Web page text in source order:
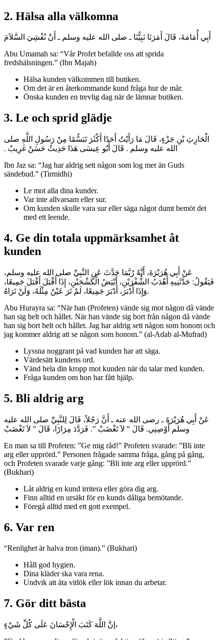
2. Hälsa alla välkomna
أَبِي أُمَامَةَ، قَالَ أَمَرَنَا نَبِيُّنَا ـ صلى الله عليه وسلم ـ أَنْ نُفْشِيَ السَّلاَمَ
Abu Umamah sa: “Vår Profet befallde oss att sprida
fredshälsningen.” (Ibn Majah)
Hälsa kunden välkommen till butiken.
Om det är en återkommande kund fråga hur de mår.
Önska kunden en trevlig dag när de lämnar butiken.
3. Le och sprid glädje
الْحَارِثِ بْنِ جَزْءٍ، قَالَ مَا رَأَيْتُ أَحَدًا أَكْثَرَ تَبَسُّمًا مِنْ رَسُولِ اللَّهِ صلى
الله عليه وسلم ‏.‏ قَالَ أَبُو عِيسَى هَذَا حَدِيثٌ حَسَنٌ غَرِيبٌ ‏.‏
Ibn Jaz sa: “Jag har aldrig sett någon som log mer än Guds
sändebud.” (Tirmidhi)
Le mot alla dina kunder.
Var inte allvarsam eller sur.
Om kunden skulle vara sur eller säga något dumt bemöt det
med ett leende.
4. Ge din totala uppmärksamhet åt
kunden
عَنْ أَبِي هُرَيْرَةَ، أَنَّهُ رُبَّمَا حَدَّثَ عَنِ النَّبِيِّ صلى الله عليه وسلم،
فَيَقُولُ‏:‏ حَدَّثَنِيهِ أَهْدَبُ الشُّفْرَيْنِ، أَبْيَضُ الْكَشْحَيْنِ، إِذَا أَقْبَلَ أَقْبَلَ جَمِيعًا،
وَإِذَا أَدْبَرَ، أَدْبَرَ جَمِيعًا، لَمْ تَرَ عَيْنٌ مِثْلَهُ، وَلَنْ تَرَاهُ‏.
Abu Hurayra sa: “När han (Profeten) vände sig mot någon då vände
han sig helt och hållet. När han vände sig bort från någon då vände
han sig bort helt och hållet. Jag har aldrig sett någon som honom och
jag kommer aldrig att se någon som honom.” (al-Adab al-Mufrad)
Lyssna noggrant på vad kunden har att säga.
Värdesätt kundens ord.
Vänd hela din kropp mot kunden när du talar med kunden.
Fråga kunden om hon har fått hjälp.
5. Bli aldrig arg
عَنْ أَبِي هُرَيْرَةَ ـ رضى الله عنه ـ أَنَّ رَجُلاً، قَالَ لِلنَّبِيِّ صلى الله عليه
وسلم أَوْصِنِي‏.‏ قَالَ ‏”‏ لاَ تَغْضَبْ ‏”‏‏.‏ فَرَدَّدَ مِرَارًا، قَالَ ‏”‏ لاَ تَغْضَبْ
En man sa till Profeten: ”Ge mig råd!” Profeten svarade: ”Bli inte
arg eller upprörd.” Personen frågade samma fråga, gång på gång,
och Profeten svarade varje gång: ”Bli inte arg eller upprörd.”
(Bukhari)
Låt aldrig en kund irritera eller göra dig arg.
Finn alltid en ursäkt för en kunds dåliga bemötande.
Föregå alltid med ett gott exempel.
6. Var ren
“Renlighet är halva tron (iman).” (Bukhari)
Håll god hygien.
Dina kläder ska vara rena.
Undvik att äta vitlök eller lök innan du arbetar.
7. Gör ditt bästa
إنَّ اللَّهَ كَتَبَ الْإِحْسَانَ عَلَى كُلِّ شَيْءٍ،